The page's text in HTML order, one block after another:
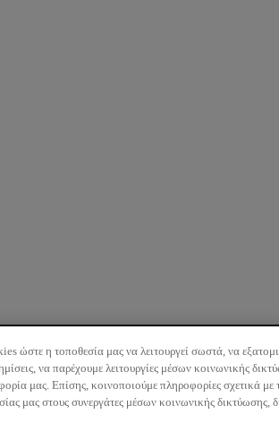
ώστε η τοποθεσία μας να λειτουργεί σωστά, να
να παρέχουμε λειτουργίες μέσων κοινωνικής
μας. Επίσης, κοινοποιούμε πληροφορίες σχετικά με
μας στους συνεργάτες μέσων κοινωνικής δικτύωσης,